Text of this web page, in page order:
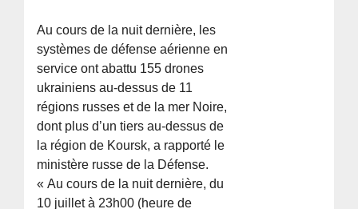
Au cours de la nuit dernière, les
systèmes de défense aérienne en
service ont abattu 155 drones
ukrainiens au-dessus de 11
régions russes et de la mer Noire,
dont plus d’un tiers au-dessus de
la région de Koursk, a rapporté le
ministère russe de la Défense.
« Au cours de la nuit dernière, du
10 juillet à 23h00 (heure de